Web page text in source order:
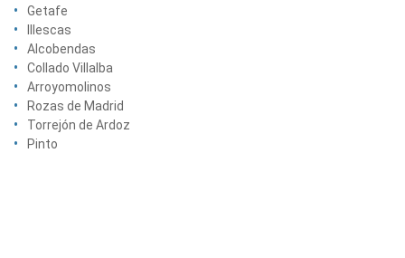
Getafe
Illescas
Alcobendas
Collado Villalba
Arroyomolinos
Rozas de Madrid
Torrejón de Ardoz
Pinto